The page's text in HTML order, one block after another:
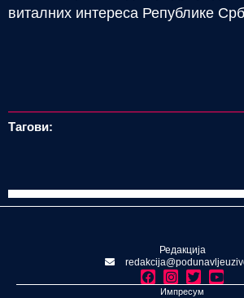
виталних интереса Републике
Тагови:
Редакција
Импресум